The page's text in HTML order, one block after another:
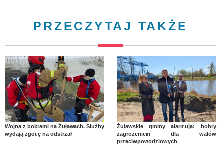
PRZECZYTAJ TAKŻE
Wojna z bobrami na Żuławach. Służby
wydają zgodę na odstrzał
Żuławskie gminy alarmują: bobry
zagrożeniem dla wałów
przeciwpowodziowych